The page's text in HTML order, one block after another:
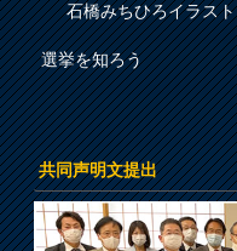
石橋みちひろイラスト
選挙を知ろう
共同声明文提出